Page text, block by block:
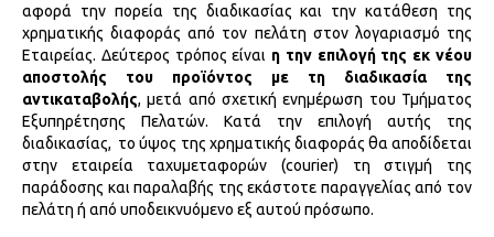
αφορά την πορεία της διαδικασίας και την κατάθεση της
χρηματικής διαφοράς από τον πελάτη στον λογαριασμό της
Εταιρείας. Δεύτερος τρόπος είναι η την επιλογή της εκ νέου
αποστολής του προϊόντος με τη διαδικασία της
αντικαταβολής, μετά από σχετική ενημέρωση του Τμήματος
Εξυπηρέτησης Πελατών. Κατά την επιλογή αυτής της
διαδικασίας, το ύψος της χρηματικής διαφοράς θα αποδίδεται
στην εταιρεία ταχυμεταφορών (courier) τη στιγμή της
παράδοσης και παραλαβής της εκάστοτε παραγγελίας από τον
πελάτη ή από υποδεικνυόμενο εξ αυτού πρόσωπο.